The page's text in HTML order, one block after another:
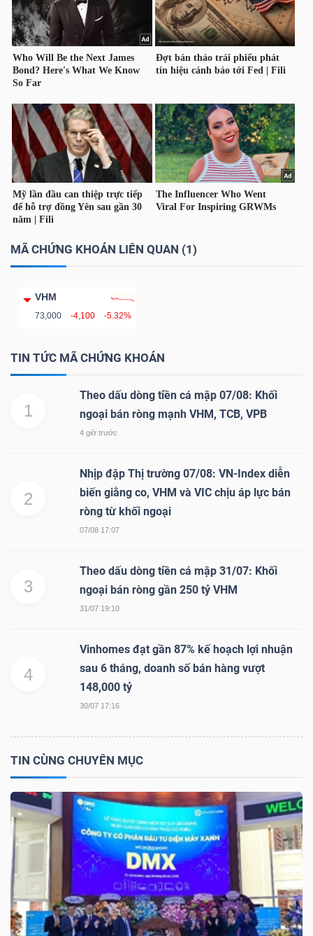
MÃ CHỨNG KHOÁN LIÊN QUAN (1)
VHM
73,000 -4,100 -5.32%
TIN TỨC MÃ CHỨNG KHOÁN
1
Theo dấu dòng tiền cá mập 07/08: Khối
ngoại bán ròng mạnh VHM, TCB, VPB
4 giờ trước
2
Nhịp đập Thị trường 07/08: VN-Index diễn
biến giằng co, VHM và VIC chịu áp lực bán
ròng từ khối ngoại
07/08 17:07
3
Theo dấu dòng tiền cá mập 31/07: Khối
ngoại bán ròng gần 250 tỷ VHM
31/07 19:10
4
Vinhomes đạt gần 87% kế hoạch lợi nhuận
sau 6 tháng, doanh số bán hàng vượt
148,000 tỷ
30/07 17:16
TIN CÙNG CHUYÊN MỤC
GIỚI
ĐÔNG
TÀI
CHÍNH
CÁ
NHÂN
NGÀNH
NGHIỆP
TRÁI
PHIẾU
CÔNG
CỤ